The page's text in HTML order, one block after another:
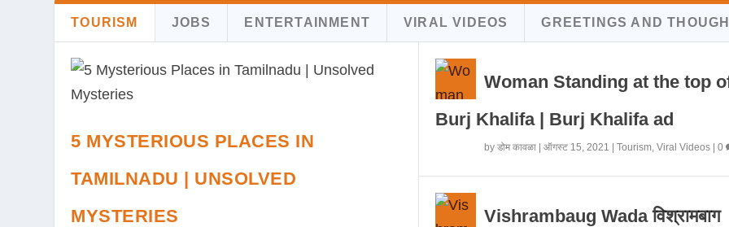
TOURISM JOBS ENTERTAINMENT VIRAL VIDEOS GREETINGS AND
5 MYSTERIOUS PLACES IN
TAMILNADU | UNSOLVED
MYSTERIES
Woman Standing at the top
Burj Khalifa | Burj Khalifa ad
by डोम कावळा| ऑगस्ट 15, 2021 | Tourism, Viral Videos| 0
Vishrambaug Wada विश्रामबाग